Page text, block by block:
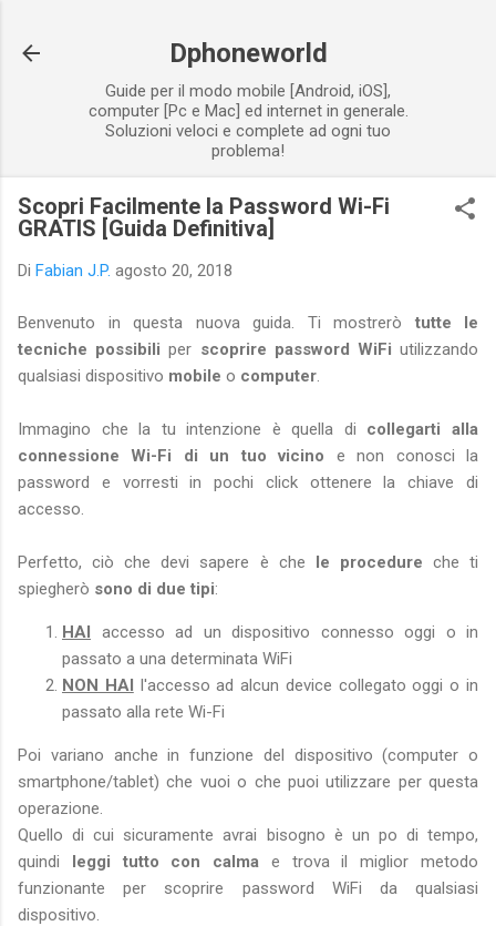
Dphoneworld
Guide per il modo mobile [Android, iOS],
computer [Pc e Mac] ed internet in generale.
Soluzioni veloci e complete ad ogni tuo
problema!
Scopri Facilmente la Password Wi-Fi
GRATIS [Guida Definitiva]
Di Fabian J.P. agosto 20, 2018
Benvenuto in questa nuova guida. Ti mostrerò tutte le
tecniche possibili per scoprire password WiFi utilizzando
qualsiasi dispositivo mobile o computer
Immagino che la tu intenzione è quella di collegarti alla
connessione Wi-Fi di un tuo vicino e non conosci la
password e vorresti in pochi click ottenere la chiave di
accesso.
Perfetto, ciò che devi sapere è che le procedure che ti
spiegherò sono di due tipi:
HAI accesso ad un dispositivo connesso oggi o in
passato a una determinata WiFi
NON HAI l'accesso ad alcun device collegato oggi o in
passato alla rete Wi-Fi
Poi variano anche in funzione del dispositivo (computer o
smartphone/tablet) che vuoi o che puoi utilizzare per questa
operazione.
Quello di cui sicuramente avrai bisogno è un po di tempo,
quindi leggi tutto con calma e trova il miglior metodo
funzionante per scoprire password WiFi da qualsiasi
dispositivo.